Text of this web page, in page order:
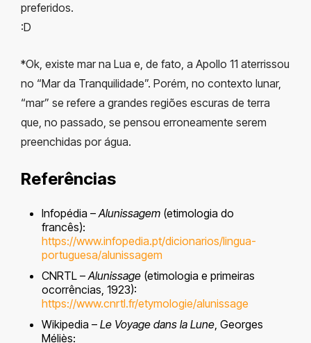
preferidos.
:D
*Ok, existe mar na Lua e, de fato, a Apollo 11 aterrissou
no “Mar da Tranquilidade”. Porém, no contexto lunar,
“mar” se refere a grandes regiões escuras de terra
que, no passado, se pensou erroneamente serem
preenchidas por água.
Referências
Infopédia –Alunissagem (etimologia do
francês):
https://www.infopedia.pt/dicionarios/lingua-
portuguesa/alunissagem
CNRTL –Alunissage (etimologia e primeiras
ocorrências, 1923):
https://www.cnrtl.fr/etymologie/alunissage
Wikipedia – Le Voyage dans la Lune, Georges
Méliès: